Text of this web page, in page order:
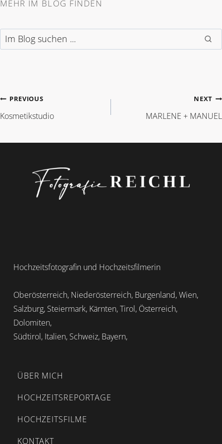
MEHR IM BLOG FINDEN
Im Blog suchen
PREVIOUS
Kosmetikstudio
NEXT
MARLENE + MANUEL
Hochzeitsfotografin und Hochzeitsfilmerin
Oberösterreich, Niederösterreich, Burgenland, Wien,
Salzburg, Steiermark, Kärnten, Tirol, Österreich,
Dolomiten,
Südtirol, Italien, Schweiz, Bayern,
ÜBER MICH
HOCHZEITSREPORTAGE
HOCHZEITSFILME
KONTAKT